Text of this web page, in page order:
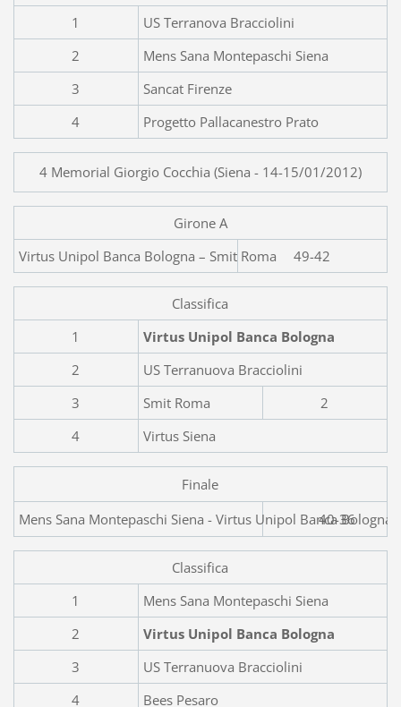
1
US Terranova Bracciolini
2
Mens Sana Montepaschi Siena
3
Sancat Firenze
4
Progetto Pallacanestro Prato
4 Memorial Giorgio Cocchia (Siena - 14-15/01/2012)
Girone A
Virtus Unipol Banca
49-42
Classifica
1
Virtus Unipol Banca Bologna
2
US Terranuova Bracciolini
3
Smit Roma
2
4
Virtus Siena
Finale
Mens Sana Montepaschi Siena - Virtus
40-36
Classifica
1
Mens Sana Montepaschi Siena
2
Virtus Unipol Banca Bologna
3
US Terranuova Bracciolini
4
Bees Pesaro